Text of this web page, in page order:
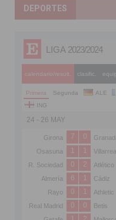
DEPORTES